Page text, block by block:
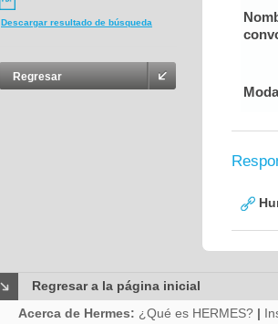
Descargar resultado de búsqueda
Regresar
Regresar a la página inicial
Acerca de Hermes: ¿Qué es HERMES? |